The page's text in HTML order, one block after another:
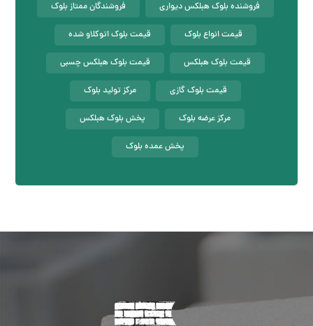
فروشنده بلوک هبلکس دیواری فروشندگان ممتاز بلوک
قیمت انواع بلوک قیمت بلوک اتوکلاو شده
قیمت بلوک هبلکس قیمت بلوک هبلکس چسبی
قیمت بلوک گازی مرکز تولید بلوک
مرکز عرضه بلوک پخش بلوک هبلکس
پخش عمده بلوک